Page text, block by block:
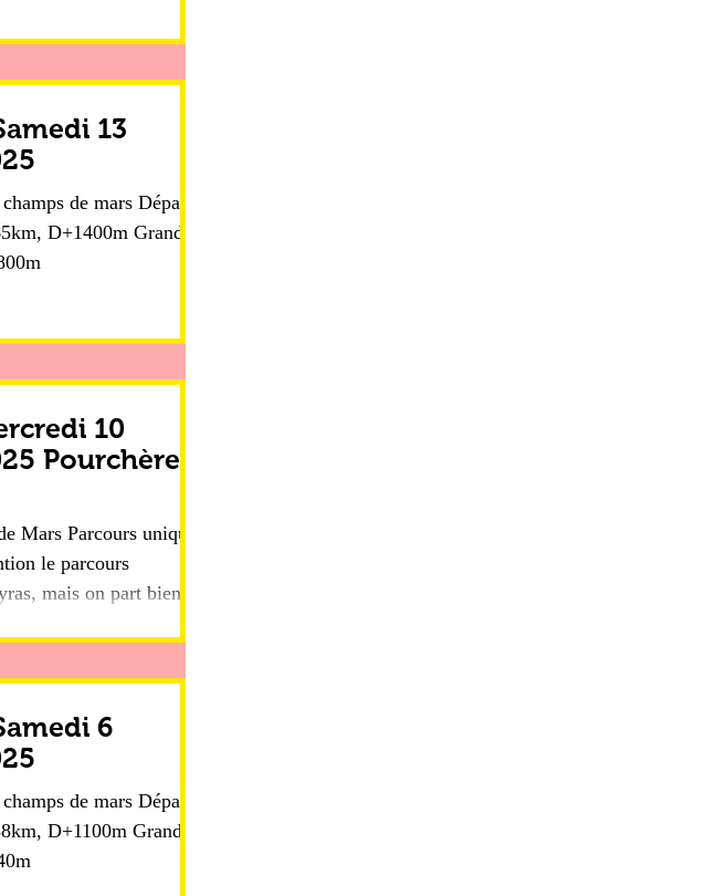
13
de mars Départ
D+1400m Grand
10
Pourchères
Mars Parcours unique
le parcours
mais on part bien du
6
de mars Départ
D+1100m Grand